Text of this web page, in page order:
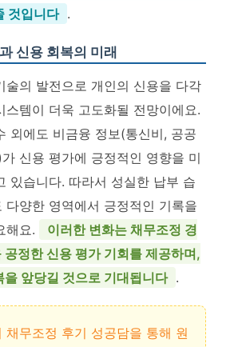
것입니다 .
신용 회복의 미래
술의 발전으로 개인의 신용을 다각
스템이 더욱 고도화될 전망이에요.
외에도 비금융 정보(통신비, 공공
신용 평가에 긍정적인 영향을 미
있습니다. 따라서 성실한 납부 습
다양한 영역에서 긍정적인 기록을
해요.
이러한 변화는 채무조정 경
공정한 신용 평가 기회를 제공하며,
을 앞당길 것으로 기대됩니다 .
채무조정 후기 성공담을 통해 원